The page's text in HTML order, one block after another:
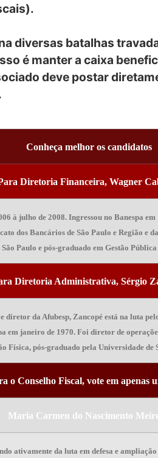
diversas batalhas
é manter a caixa
deve postar
Conheça melhor os candidatos
Diretoria Financeira, Wagner
à julho de 2008. Ingressou no Banespa
dos Bancários de São Paulo e Região e
Paulo e pós-graduado em Gestão
Diretoria Administrativa, Sérgio
da Afubesp, Zancopé está na luta
em janeiro de 1970. Foi diretor de
Física, pós-graduado pela Universidade
o Conselho Fiscal, vote em apenas
Maria Carmen do Nascimento
ativamente da luta em defesa e